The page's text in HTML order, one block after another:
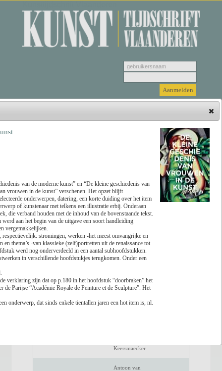
Hieronder vindt u de jongste recensies. Selecteer
een genre, vervolgens selecteer de recensie die u
wenst u te bekijken en klik tenslotte op 'Lees
recensie'.
Zoeken Genre
Lees recensie
Titel Auteur
niets waard Verhulst
Het raadsel van de Benno
Keersmaecker
Antoon van
van de moderne kunst” en “De kleine geschiedenis van
vrouwen in de kunst” verschenen. Het opzet blijft
onderwerpen, datering, een korte duiding over het item
of kunstenaar met telkens een illustratie erbij. Onderaan
die verband houden met de inhoud van de bovenstaande tekst.
aan het begin van de uitgave een soort handleiding
vergemakkelijken.
stromingen, werken -het meest omvangrijke en
thema’s -van klassieke (zelf)portretten uit de renaissance tot
werd nog onderverdeeld in een aantal subhoofdstukken.
in verschillende hoofdstukjes terugkomen. Onder een
verklaring zijn dat op p.180 in het hoofdstuk “doorbraken” het
Parijse “Académie Royale de Peinture et de Sculpture”. Het
onderwerp, dat sinds enkele tientallen jaren een hot item is, nl.